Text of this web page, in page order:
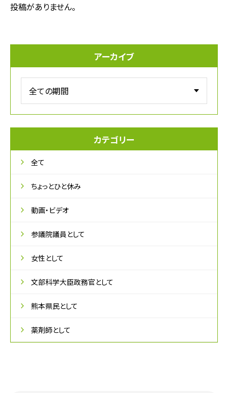
投稿がありません。
アーカイブ
カテゴリー
全て
ちょっとひと休み
動画・ビデオ
参議院議員として
女性として
文部科学大臣政務官として
熊本県民として
薬剤師として